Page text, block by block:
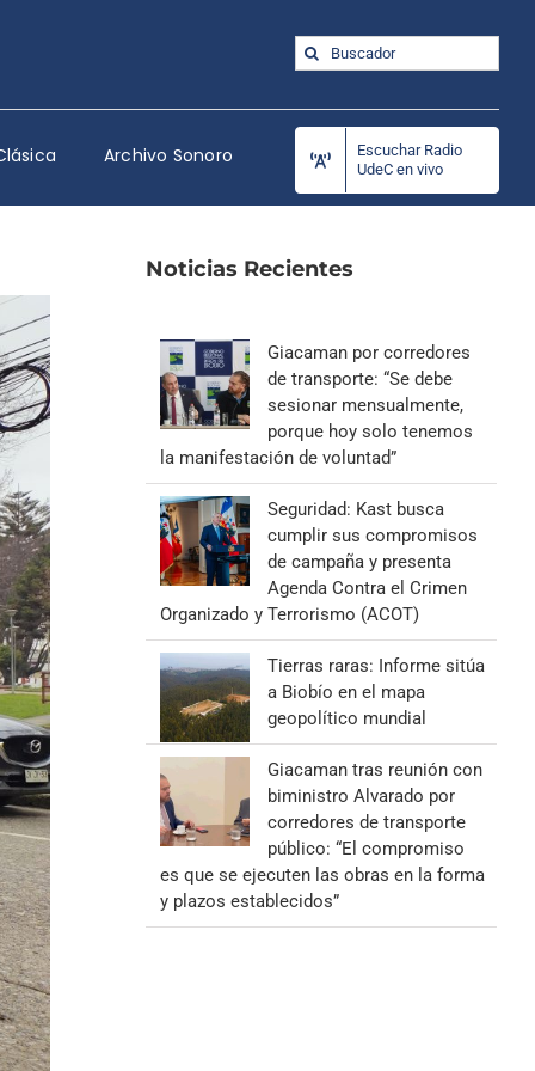
Buscar:
Archivo Sonoro
Escuchar Radio
UdeC en vivo
Noticias Recientes
Giacaman por corredores
de transporte: “Se debe
sesionar mensualmente,
porque hoy solo tenemos
la manifestación de voluntad”
Seguridad: Kast busca
cumplir sus compromisos
de campaña y presenta
Agenda Contra el Crimen
Organizado y Terrorismo (ACOT)
Tierras raras: Informe sitúa
a Biobío en el mapa
geopolítico mundial
Giacaman tras reunión con
biministro Alvarado por
corredores de transporte
público: “El compromiso
es que se ejecuten las obras en la forma
y plazos establecidos”